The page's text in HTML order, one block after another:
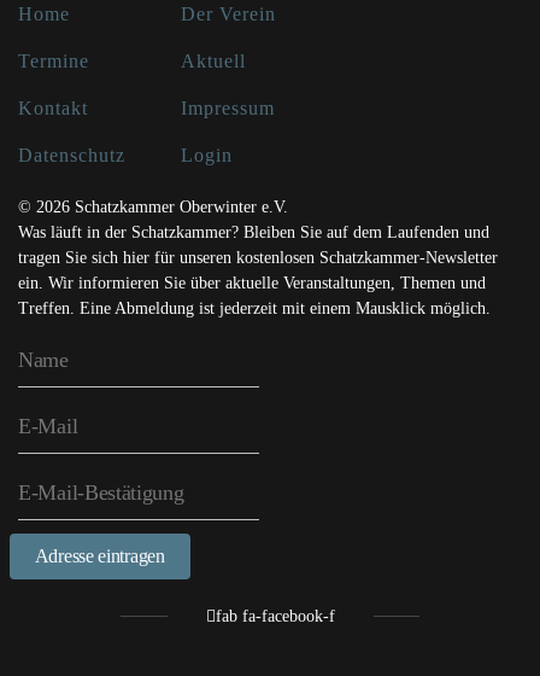
Home Der Verein
Termine Aktuell
Kontakt Impressum
Datenschutz Login
© 2026 Schatzkammer Oberwinter e.V.
Was läuft in der Schatzkammer? Bleiben Sie auf dem Laufenden und
tragen Sie sich hier für unseren kostenlosen Schatzkammer-Newsletter
ein. Wir informieren Sie über aktuelle Veranstaltungen, Themen und
Treffen. Eine Abmeldung ist jederzeit mit einem Mausklick möglich.
Adresse eintragen
fab fa-facebook-f